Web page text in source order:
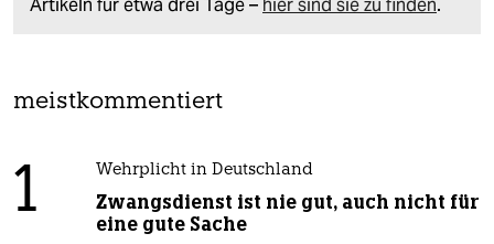
Artikeln für etwa drei Tage – hier sind sie zu finden.
meistkommentiert
1 Wehrplicht in Deutschland
Zwangsdienst ist nie gut, auch nicht für
eine gute Sache